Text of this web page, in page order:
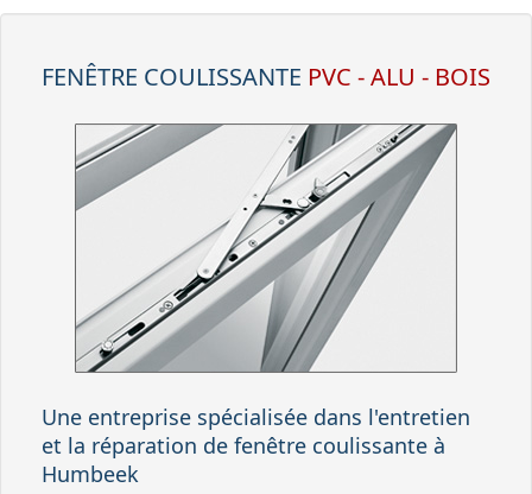
FENÊTRE COULISSANTE PVC - ALU - BOIS
Une entreprise spécialisée dans l'entretien
et la réparation de fenêtre coulissante à
Humbeek